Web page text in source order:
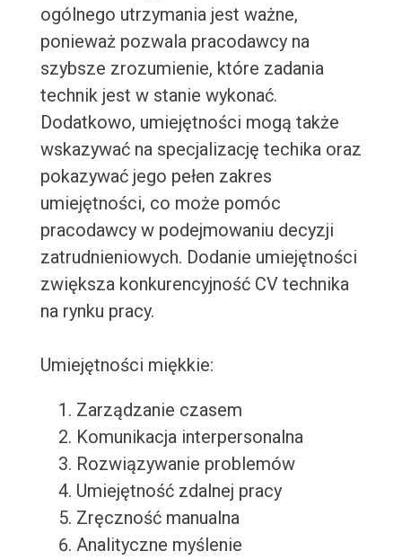
ogólnego utrzymania jest ważne,
ponieważ pozwala pracodawcy na
szybsze zrozumienie, które zadania
technik jest w stanie wykonać.
Dodatkowo, umiejętności mogą także
wskazywać na specjalizację techika oraz
pokazywać jego pełen zakres
umiejętności, co może pomóc
pracodawcy w podejmowaniu decyzji
zatrudnieniowych. Dodanie umiejętności
zwiększa konkurencyjność CV technika
na rynku pracy.
Umiejętności miękkie:
Zarządzanie czasem
Komunikacja interpersonalna
Rozwiązywanie problemów
Umiejętność zdalnej pracy
Zręczność manualna
Analityczne myślenie